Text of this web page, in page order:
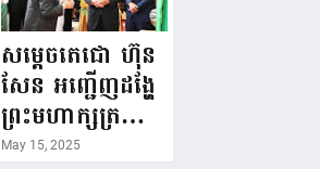
សម្រាកព្យាបាល
នៅមន្ទីរពេទ្យ!
សម្តេចតេជោ ហ៊ុន
សែន អញ្ជើញដង្ហែ
ព្រះមហាក្សត្រ
យាងទតការតាំង
May 15, 2025